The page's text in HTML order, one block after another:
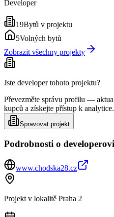
Developer
19Bytů v projektu
5Volných bytů
Zobrazit všechny projekty
Jste developer tohoto projektu?
Převezměte správu profilu —
kupců a získejte přístup k
Spravovat projekt
Podrobnosti o developerovi
www.chodska28.cz
Projekt v lokalitě Praha 2